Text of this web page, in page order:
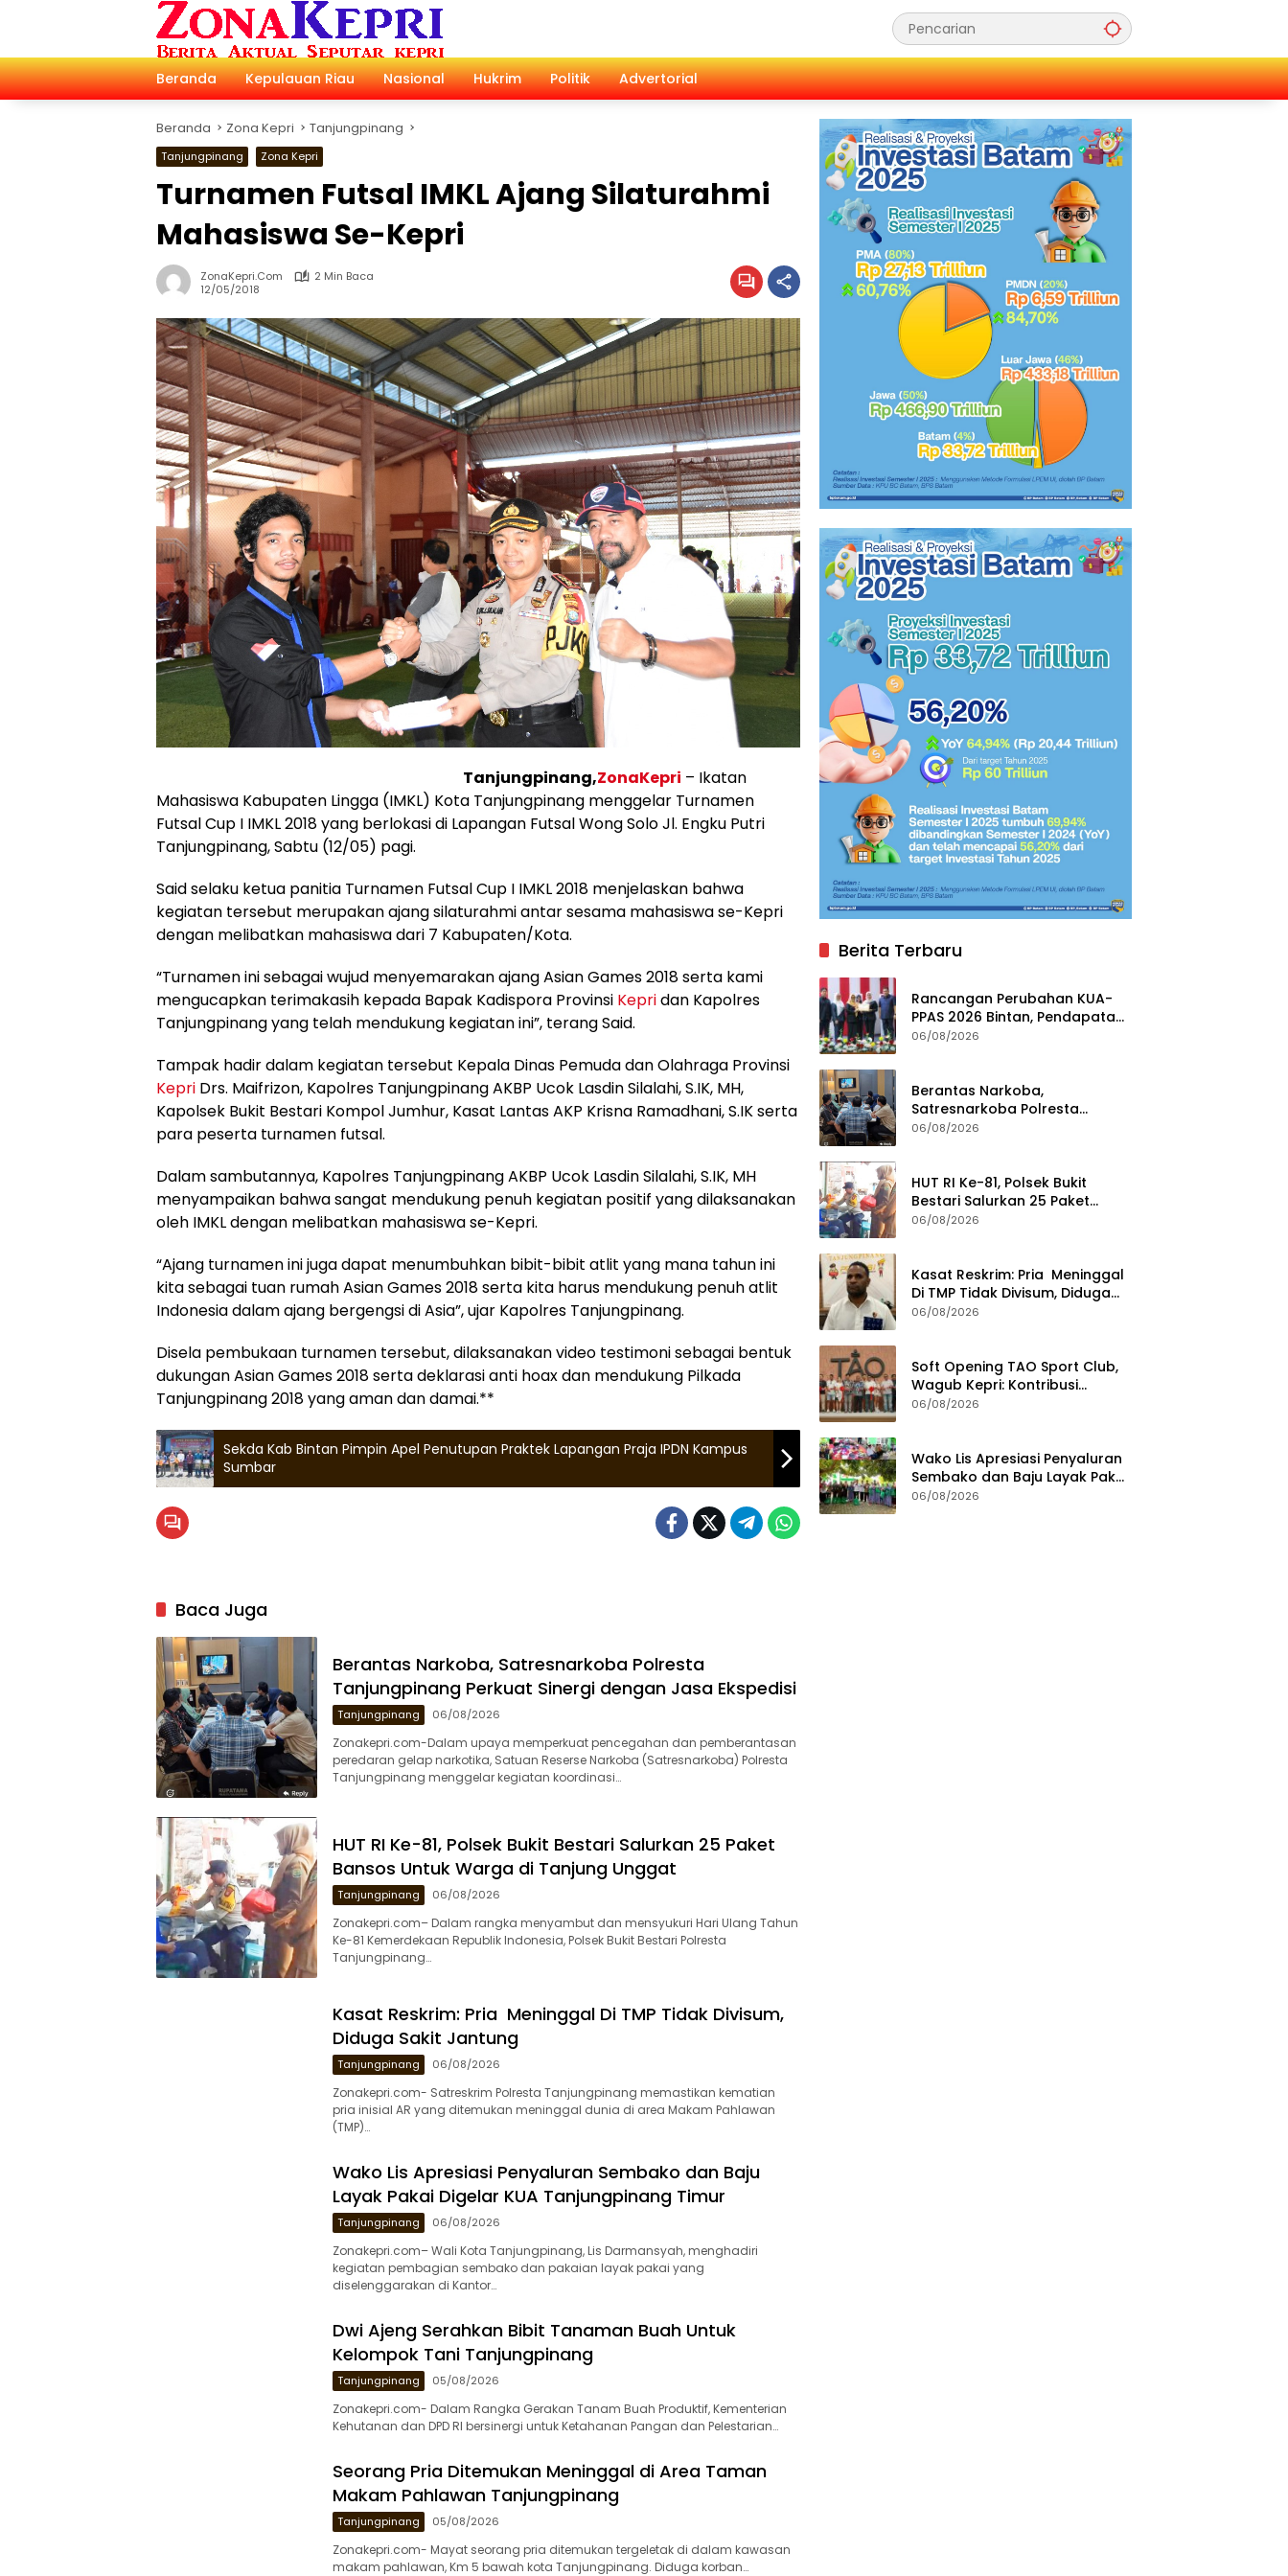
Beranda
Kepulauan Riau Nasional Hukrim Politik Advertorial
Beranda Zona Kepri Tanjungpinang
Tanjungpinang Zona Kepri
Turnamen Futsal IMKL Ajang Silaturahmi
Mahasiswa Se-Kepri
ZonaKepri.com
2 Min Baca
12/05/2018
Tanjungpinang,ZonaKepri – Ikatan
Mahasiswa Kabupaten Lingga (IMKL) Kota Tanjungpinang menggelar Turnamen
Futsal Cup I IMKL 2018 yang berlokasi di Lapangan Futsal Wong Solo Jl. Engku Putri
Tanjungpinang, Sabtu (12/05) pagi.
Said selaku ketua panitia Turnamen Futsal Cup I IMKL 2018 menjelaskan bahwa
kegiatan tersebut merupakan ajang silaturahmi antar sesama mahasiswa se-Kepri
dengan melibatkan mahasiswa dari 7 Kabupaten/Kota.
“Turnamen ini sebagai wujud menyemarakan ajang Asian Games 2018 serta kami
mengucapkan terimakasih kepada Bapak Kadispora Provinsi Kepridan Kapolres
Tanjungpinang yang telah mendukung kegiatan ini”, terang Said.
Tampak hadir dalam kegiatan tersebut Kepala Dinas Pemuda dan Olahraga Provinsi
Kepri Drs. Maifrizon, Kapolres Tanjungpinang AKBP Ucok Lasdin Silalahi, S.IK, MH,
Kapolsek Bukit Bestari Kompol Jumhur, Kasat Lantas AKP Krisna Ramadhani, S.IK serta
para peserta turnamen futsal.
Dalam sambutannya, Kapolres Tanjungpinang AKBP Ucok Lasdin Silalahi, S.IK, MH
menyampaikan bahwa sangat mendukung penuh kegiatan positif yang dilaksanakan
oleh IMKL dengan melibatkan mahasiswa se-Kepri.
“Ajang turnamen ini juga dapat menumbuhkan bibit-bibit atlit yang mana tahun ini
kita sebagai tuan rumah Asian Games 2018 serta kita harus mendukung penuh atlit
Indonesia dalam ajang bergengsi di Asia”, ujar Kapolres Tanjungpinang.
Disela pembukaan turnamen tersebut, dilaksanakan video testimoni sebagai bentuk
dukungan Asian Games 2018 serta deklarasi anti hoax dan mendukung Pilkada
Tanjungpinang 2018 yang aman dan damai.**
Sekda Kab Bintan Pimpin Apel Penutupan Praktek Lapangan Praja IPDN Kampus
Sumbar
Baca Juga
Berantas Narkoba, Satresnarkoba Polresta
Tanjungpinang Perkuat Sinergi dengan Jasa Ekspedisi
Tanjungpinang 06/08/2026
Zonakepri.com-Dalam upaya memperkuat pencegahan dan pemberantasan
peredaran gelap narkotika, Satuan Reserse Narkoba (Satresnarkoba) Polresta
Tanjungpinang menggelar kegiatan koordinasi…
HUT RI Ke-81, Polsek Bukit Bestari Salurkan 25 Paket
Bansos Untuk Warga di Tanjung Unggat
Tanjungpinang 06/08/2026
Zonakepri.com– Dalam rangka menyambut dan mensyukuri Hari Ulang Tahun
Ke-81 Kemerdekaan Republik Indonesia, Polsek Bukit Bestari Polresta
Tanjungpinang…
Kasat Reskrim: Pria Meninggal Di TMP Tidak Divisum,
Diduga Sakit Jantung
Tanjungpinang 06/08/2026
Zonakepri.com- Satreskrim Polresta Tanjungpinang memastikan kematian
pria inisial AR yang ditemukan meninggal dunia di area Makam Pahlawan
(TMP)…
Wako Lis Apresiasi Penyaluran Sembako dan Baju
Layak Pakai Digelar KUA Tanjungpinang Timur
Tanjungpinang 06/08/2026
Zonakepri.com– Wali Kota Tanjungpinang, Lis Darmansyah, menghadiri
kegiatan pembagian sembako dan pakaian layak pakai yang
diselenggarakan di Kantor…
Dwi Ajeng Serahkan Bibit Tanaman Buah Untuk
Kelompok Tani Tanjungpinang
Tanjungpinang 05/08/2026
Zonakepri.com- Dalam Rangka Gerakan Tanam Buah Produktif, Kementerian
Kehutanan dan DPD RI bersinergi untuk Ketahanan Pangan dan Pelestarian…
Seorang Pria Ditemukan Meninggal di Area Taman
Makam Pahlawan Tanjungpinang
Tanjungpinang 05/08/2026
Zonakepri.com- ‎Mayat seorang pria ditemukan tergeletak di dalam kawasan
makam pahlawan, Km 5 bawah kota Tanjungpinang. Diduga korban…
Berita Terbaru
Rancangan Perubahan KUA-
PPAS 2026 Bintan, Pendapatan
Transfer Pusat Diproyeksi Naik
06/08/2026
Berantas Narkoba,
Satresnarkoba Polresta
Tanjungpinang Perkuat Sinergi
06/08/2026
HUT RI Ke-81, Polsek Bukit
Bestari Salurkan 25 Paket
Bansos Untuk Warga di
06/08/2026
Kasat Reskrim: Pria Meninggal
Di TMP Tidak Divisum, Diduga
Sakit Jantung
06/08/2026
Soft Opening TAO Sport Club,
Wagub Kepri: Kontribusi
Swasta Perkuat Sport Tourism
06/08/2026
Wako Lis Apresiasi Penyaluran
Sembako dan Baju Layak Pakai
Digelar KUA Tanjungpinang
06/08/2026